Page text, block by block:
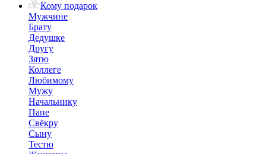
Кому подарок
Мужчине
Брату
Дедушке
Другу
Зятю
Коллеге
Любимому
Мужу
Начальнику
Папе
Свёкру
Сыну
Тестю